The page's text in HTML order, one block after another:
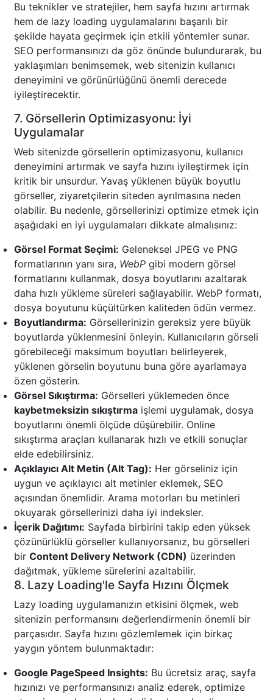
Bu teknikler ve stratejiler, hem sayfa hızını artırmak
hem de lazy loading uygulamalarını başarılı bir
şekilde hayata geçirmek için etkili yöntemler sunar.
SEO performansınızı da göz önünde bulundurarak, bu
yaklaşımları benimsemek, web sitenizin kullanıcı
deneyimini ve görünürlüğünü önemli derecede
iyileştirecektir.
7. Görsellerin Optimizasyonu: İyi
Uygulamalar
Web sitenizde görsellerin optimizasyonu, kullanıcı
deneyimini artırmak ve sayfa hızını iyileştirmek için
kritik bir unsurdur. Yavaş yüklenen büyük boyutlu
görseller, ziyaretçilerin siteden ayrılmasına neden
olabilir. Bu nedenle, görsellerinizi optimize etmek için
aşağıdaki en iyi uygulamaları dikkate almalısınız:
Görsel Format Seçimi: Geleneksel JPEG ve PNG
formatlarının yanı sıra, WebP gibi modern görsel
formatlarını kullanmak, dosya boyutlarını azaltarak
daha hızlı yükleme süreleri sağlayabilir. WebP formatı,
dosya boyutunu küçültürken kaliteden ödün vermez.
Boyutlandırma: Görsellerinizin gereksiz yere büyük
boyutlarda yüklenmesini önleyin. Kullanıcıların görseli
görebileceği maksimum boyutları belirleyerek,
yüklenen görselin boyutunu buna göre ayarlamaya
özen gösterin.
Görsel Sıkıştırma: Görselleri yüklemeden önce
kaybetmeksizin sıkıştırma işlemi uygulamak, dosya
boyutlarını önemli ölçüde düşürebilir. Online
sıkıştırma araçları kullanarak hızlı ve etkili sonuçlar
elde edebilirsiniz.
Açıklayıcı Alt Metin (Alt Tag): Her görseliniz için
uygun ve açıklayıcı alt metinler eklemek, SEO
açısından önemlidir. Arama motorları bu metinleri
okuyarak görsellerinizi daha iyi indeksler.
İçerik Dağıtımı: Sayfada birbirini takip eden yüksek
çözünürlüklü görseller kullanıyorsanız, bu görselleri
bir Content Delivery Network (CDN) üzerinden
dağıtmak, yükleme sürelerini azaltabilir.
8. Lazy Loading'le Sayfa Hızını Ölçmek
Lazy loading uygulamanızın etkisini ölçmek, web
sitenizin performansını değerlendirmenin önemli bir
parçasıdır. Sayfa hızını gözlemlemek için birkaç
yaygın yöntem bulunmaktadır:
Google PageSpeed Insights: Bu ücretsiz araç, sayfa
hızınızı ve performansınızı analiz ederek, optimize